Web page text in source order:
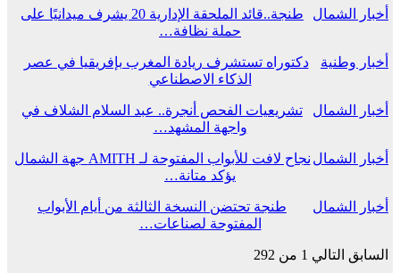
أخبار الشمال
طنجة..قائد الملحقة الإدارية 20 يشرف ميدانيًا على
حملة نظافة…
أخبار وطنية
دكتوراه تستشرف ريادة المغرب بإفريقيا في عصر
الذكاء الاصطناعي
أخبار الشمال
تشريعيات الفحص أنجرة.. عبد السلام الشلاف في
واجهة المشهد…
أخبار الشمال
نجاح لافت للأبواب المفتوحة لـ AMITH جهة الشمال
يؤكد متانة…
أخبار الشمال
طنجة تحتضن النسخة الثالثة من أيام الأبواب
المفتوحة لصناعات…
السابق التالي 1 من 292